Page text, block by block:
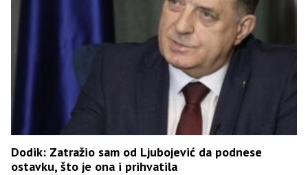
Dodik: Zatražio sam od Ljubojević da podnese
ostavku, što je ona i prihvatila